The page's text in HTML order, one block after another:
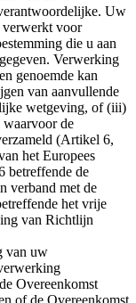
Uw
verwerkt voor
die u aan
Verwerking
genoemde kan
van aanvullende
wetgeving, of (iii)
waarvoor de
(Artikel 6,
het Europees
betreffende de
verband met de
het vrije
van Richtlijn
van uw
Overeenkomst
of de Overeenkomst